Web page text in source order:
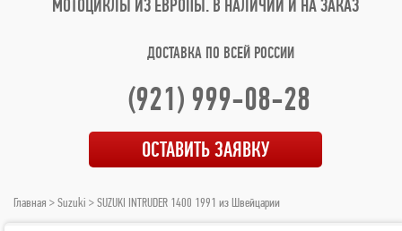
МОТОЦИКЛЫ ИЗ ЕВРОПЫ. В НАЛИЧИИ И НА ЗАКАЗ
ДОСТАВКА ПО ВСЕЙ РОССИИ
(921) 999-08-28
ОСТАВИТЬ ЗАЯВКУ
Главная >Suzuki > SUZUKI INTRUDER 1400 1991 из Швейцарии